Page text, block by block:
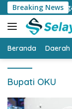
Langsung
ke
konten
Breaking News
Keluarga Harus
Beranda Daerah
Bupati OKU